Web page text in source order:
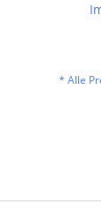
* Alle